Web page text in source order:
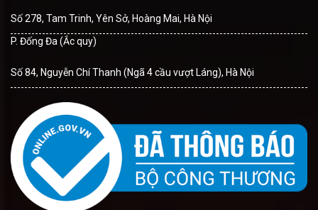
Số 278, Tam Trinh, Yên Sở, Hoàng Mai, Hà Nội
P. Đống Đa (Ắc quy)
Số 84, Nguyễn Chí Thanh (Ngã 4 cầu vượt Láng), Hà Nội